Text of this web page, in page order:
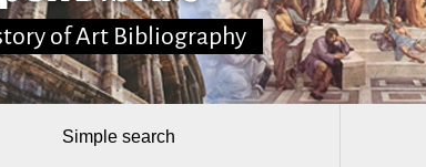
of Art Bibliography
Simple search